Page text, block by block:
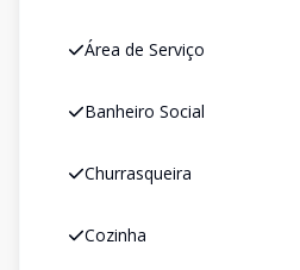
Área de Serviço
Banheiro Social
Churrasqueira
Cozinha